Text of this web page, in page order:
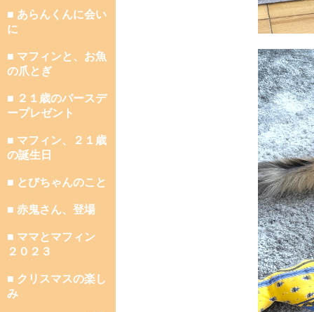
■ あらんくんに会い
に
■ マフィンと、お魚
の爪とぎ
■ ２１歳のバースデ
ープレゼント
■ マフィン、２１歳
の誕生日
■ とびちゃんのこと
■ 赤鬼さん、登場
■ ママとマフィン
２０２３
■ クリスマスの楽し
み